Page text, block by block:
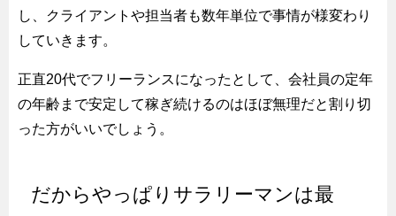
し、クライアントや担当者も数年単位で事情が様変わり
していきます。
正直20代でフリーランスになったとして、会社員の定年
の年齢まで安定して稼ぎ続けるのはほぼ無理だと割り切
った方がいいでしょう。
だからやっぱりサラリーマンは最